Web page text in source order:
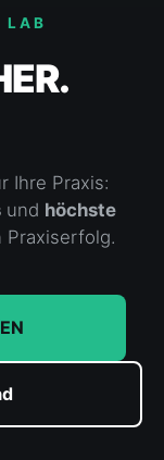
LAB
Ihre Praxis:
und höchste
Praxiserfolg.